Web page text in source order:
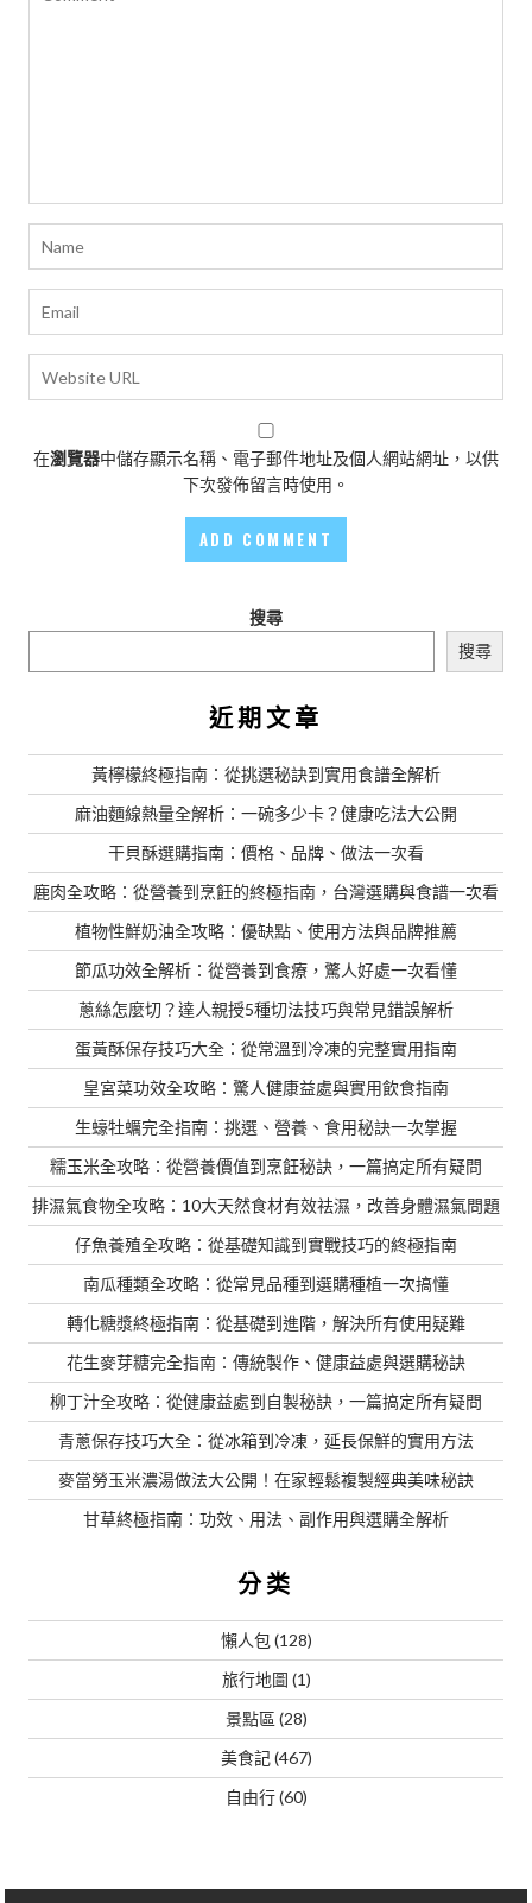
在瀏覽器中儲存顯示名稱、電子郵件地址及個人網站網址，以供
下次發佈留言時使用。
搜尋
搜尋
近期文章
黃檸檬終極指南：從挑選秘訣到實用食譜全解析
麻油麵線熱量全解析：一碗多少卡？健康吃法大公開
干貝酥選購指南：價格、品牌、做法一次看
鹿肉全攻略：從營養到烹飪的終極指南，台灣選購與食譜一次看
植物性鮮奶油全攻略：優缺點、使用方法與品牌推薦
節瓜功效全解析：從營養到食療，驚人好處一次看懂
蔥絲怎麼切？達人親授5種切法技巧與常見錯誤解析
蛋黃酥保存技巧大全：從常溫到冷凍的完整實用指南
皇宮菜功效全攻略：驚人健康益處與實用飲食指南
生蠔牡蠣完全指南：挑選、營養、食用秘訣一次掌握
糯玉米全攻略：從營養價值到烹飪秘訣，一篇搞定所有疑問
排濕氣食物全攻略：10大天然食材有效祛濕，改善身體濕氣問題
仔魚養殖全攻略：從基礎知識到實戰技巧的終極指南
南瓜種類全攻略：從常見品種到選購種植一次搞懂
轉化糖漿終極指南：從基礎到進階，解決所有使用疑難
花生麥芽糖完全指南：傳統製作、健康益處與選購秘訣
柳丁汁全攻略：從健康益處到自製秘訣，一篇搞定所有疑問
青蔥保存技巧大全：從冰箱到冷凍，延長保鮮的實用方法
麥當勞玉米濃湯做法大公開！在家輕鬆複製經典美味秘訣
甘草終極指南：功效、用法、副作用與選購全解析
分类
懶人包 (128)
旅行地圖 (1)
景點區 (28)
美食記(467)
自由行(60)